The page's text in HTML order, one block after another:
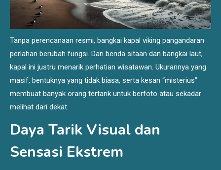
Tanpa perencanaan resmi, bangkai kapal viking pangandaran
perlahan berubah fungsi. Dari benda sitaan dan bangkai laut,
kapal ini justru menarik perhatian wisatawan. Ukurannya yang
masif, bentuknya yang tidak biasa, serta kesan “misterius”
membuat banyak orang tertarik untuk berfoto atau sekadar
melihat dari dekat.
Daya Tarik Visual dan
Sensasi Ekstrem